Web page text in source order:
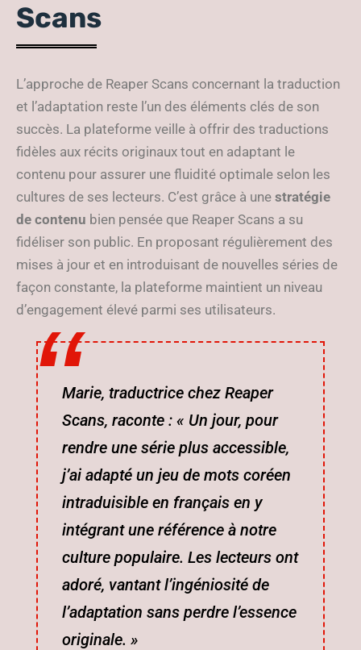
Scans
L’approche de Reaper Scans concernant la traduction
et l’adaptation reste l’un des éléments clés de son
succès. La plateforme veille à offrir des traductions
fidèles aux récits originaux tout en adaptant le
contenu pour assurer une fluidité optimale selon les
cultures de ses lecteurs. C’est grâce à une stratégie
de contenu bien pensée que Reaper Scans a su
fidéliser son public. En proposant régulièrement des
mises à jour et en introduisant de nouvelles séries de
façon constante, la plateforme maintient un niveau
d’engagement élevé parmi ses utilisateurs.
Marie, traductrice chez Reaper
Scans, raconte : « Un jour, pour
rendre une série plus accessible,
j’ai adapté un jeu de mots coréen
intraduisible en français en y
intégrant une référence à notre
culture populaire. Les lecteurs ont
adoré, vantant l’ingéniosité de
l’adaptation sans perdre l’essence
originale. »